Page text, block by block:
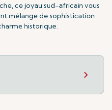
ce joyau sud-africain vous
mélange de sophistication
historique.